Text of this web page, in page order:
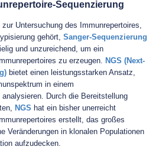
Sequenzierung
Untersuchung des Immunrepertoires,
gehört, Sanger-Sequenzierung
und unzureichend, um ein
zu erzeugen. NGS (Next-
bietet einen leistungsstarken Ansatz,
in einem
Durch die Bereitstellung
NGS hat ein bisher unerreicht
erstellt, das großes
Veränderungen in klonalen Populationen
aufzudecken.